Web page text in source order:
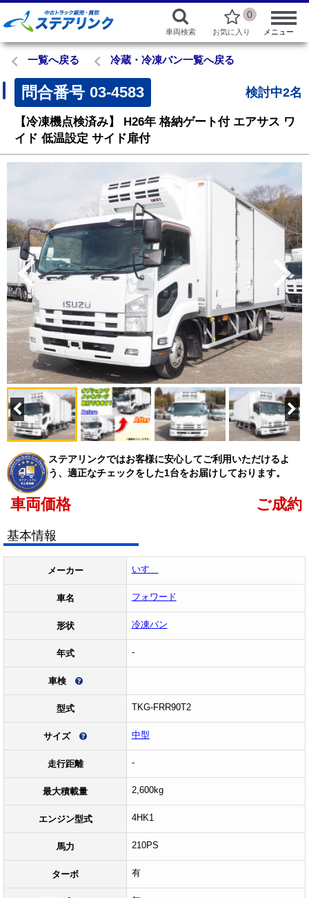
車両検索
0
お気に入り メニュー
一覧へ戻る 冷蔵・冷凍バン一覧へ戻る
問合番号 03-4583 検討中2名
【冷凍機点検済み】 H26年 格納ゲート付 エアサス ワ
イド 低温設定 サイド扉付
ステアリンクではお客様に安心してご利用いただけるよ
う、適正なチェックをした1台をお届けしております。
車両価格 ご成約
基本情報
メーカー いすゞ
車名 フォワード
形状 冷凍バン
年式 -
車検
型式 TKG-FRR90T2
サイズ 中型
走行距離 -
最大積載量 2,600kg
エンジン型式 4HK1
馬力 210PS
ターボ 有